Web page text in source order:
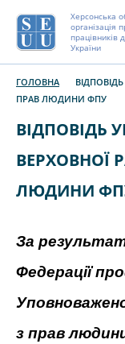
Херсонська
організація
працівників
України
ГОЛОВНА
ПРАВ ЛЮДИНИ ФПУ
ВІДПОВІДЬ
ВЕРХОВНОЇ
ЛЮДИНИ
За
Федерації
з прав